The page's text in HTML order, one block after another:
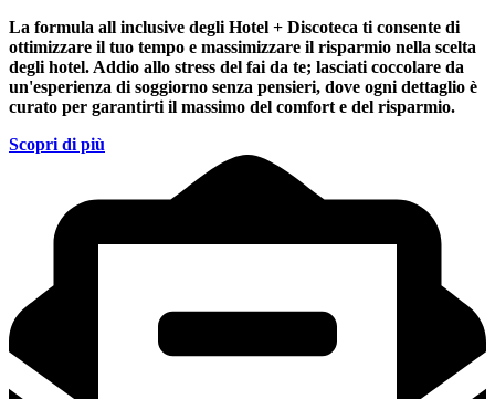
La formula all inclusive degli Hotel + Discoteca ti consente di
ottimizzare il tuo tempo e massimizzare il risparmio nella scelta
degli hotel. Addio allo stress del fai da te; lasciati coccolare da
un'esperienza di soggiorno senza pensieri, dove ogni dettaglio è
curato per garantirti il massimo del comfort e del risparmio.
Scopri di più